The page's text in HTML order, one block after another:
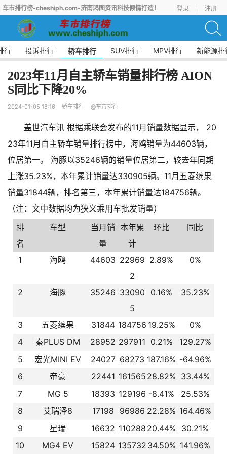
车市排行榜-cheshiph.com-济南鸿图资讯科技倾情打造！ 登录 注册
行 投诉排行 轿车排行 SUV排行 MPV排行 新能源排
2023年11月自主轿车销量排行榜 AION
S同比下降20%
2024-01-05 18:16 轿车排行 @车市排行
盖世汽车讯 根据乘联会发布的11月销量数据显示， 20
23年11月自主轿车销量排行榜中，海鸥销量为44603辆，
位居第一。 海豚以35246辆的销量位居第二，较去年同期
上涨35.23%，本年累计销量达330905辆。11月五菱缤果
销量31844辆，排名第三，本年累计销量达184756辆。
（注：文中数据均为狭义乘用车批发销量）
排
名
车型
当月销
量
本年累
计
环比 同比
1 海鸥 44603 22969
2
2.89% 0%
2 海豚 35246 33090
5
0.16% 35.23%
3 五菱缤果 31844 184756 19.25%
0%
4
秦PLUS DM 28952 297911 0.21%
129.27%
5
宏光MINI EV 24027 68273 187.16% -64.96%
6
帝豪 22441 161565 28.82% 33.44%
7
MG 5 18393 129196 -8.41%
25.53%
8
艾瑞泽8 17198 96986 22.28% 164.46%
9
星瑞 16632 110288 20.44%
30.21%
10
MG4 EV 15824 135732 34.50% 141.96%